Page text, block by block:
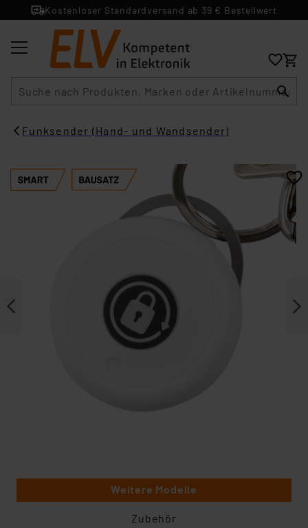
Kostenloser Standardversand ab 39 € Bestellwert
Funksender (Hand- und Wandsender)
Weitere Modelle
Zubehör